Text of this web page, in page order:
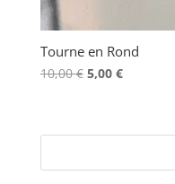
Tourne en Rond
10,00€ Le
était :
5,00 €Le
est :